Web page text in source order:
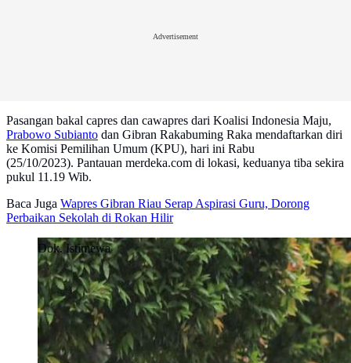
Advertisement
Pasangan bakal capres dan cawapres dari Koalisi Indonesia Maju,
Prabowo Subianto dan Gibran Rakabuming Raka mendaftarkan diri
ke Komisi Pemilihan Umum (KPU), hari ini Rabu
(25/10/2023). Pantauan merdeka.com di lokasi, keduanya tiba sekira
pukul 11.19 Wib.
Baca Juga Wapres Gibran Riau Serap Aspirasi Guru, Dorong
Perbaikan Sekolah di Rokan Hilir
Dok. Istimewa